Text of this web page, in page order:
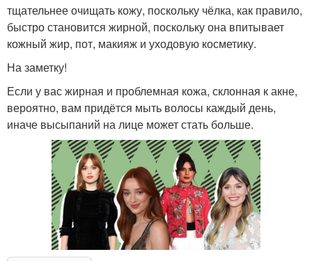
тщательнее очищать кожу, поскольку чёлка, как правило,
быстро становится жирной, поскольку она впитывает
кожный жир, пот, макияж и уходовую косметику.
На заметку!
Если у вас жирная и проблемная кожа, склонная к акне,
вероятно, вам придётся мыть волосы каждый день,
иначе высыпаний на лице может стать больше.